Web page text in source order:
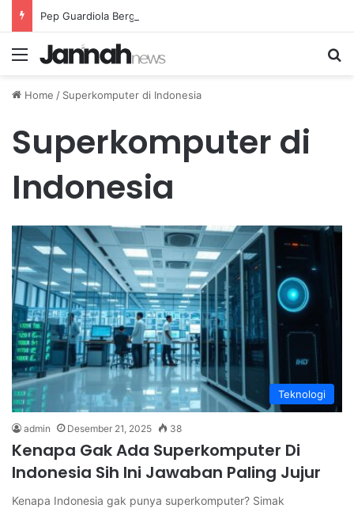
Menu
Home / Superkomputer di Indonesia
Superkomputer di
Indonesia
Teknologi
admin Desember 21, 2025 38
Kenapa Gak Ada Superkomputer Di
Indonesia Sih Ini Jawaban Paling Jujur
Kenapa Indonesia gak punya superkomputer? Simak